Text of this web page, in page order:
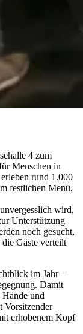
4 zum
Menschen in
rund 1.000
festlichen Menü,
wird,
Unterstützung
noch gesucht,
Gäste verteilt
im Jahr –
Damit
Hände und
Vorsitzender
erhobenem Kopf